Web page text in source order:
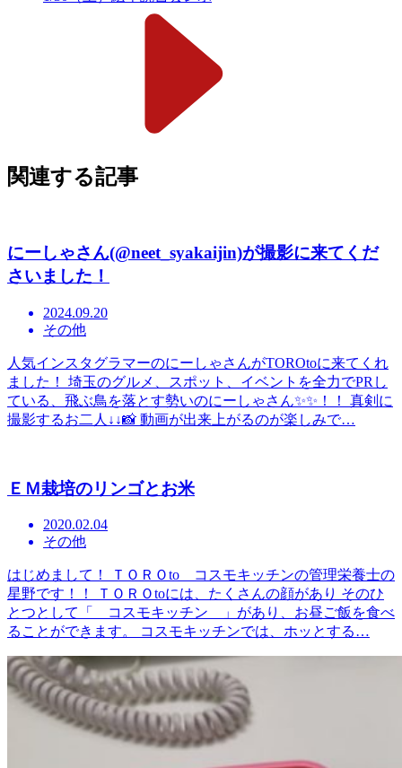
関連する記事
にーしゃさん(@neet_syakaijin)が撮影に来てくだ
さいました！
2024.09.20
その他
人気インスタグラマーのにーしゃさんがTOROtoに来てくれ
ました！ 埼玉のグルメ、スポット、イベントを全力でPRし
ている、飛ぶ鳥を落とす勢いのにーしゃさん✨✨！！ 真剣に
撮影するお二人↓↓📸 動画が出来上がるのが楽しみで…
ＥＭ栽培のリンゴとお米
2020.02.04
その他
はじめまして！ ＴＯＲＯto コスモキッチンの管理栄養士の
星野です！！ ＴＯＲＯtoには、たくさんの顔があり そのひ
とつとして「 コスモキッチン 」があり、お昼ご飯を食べ
ることができます。 コスモキッチンでは、ホッとする…